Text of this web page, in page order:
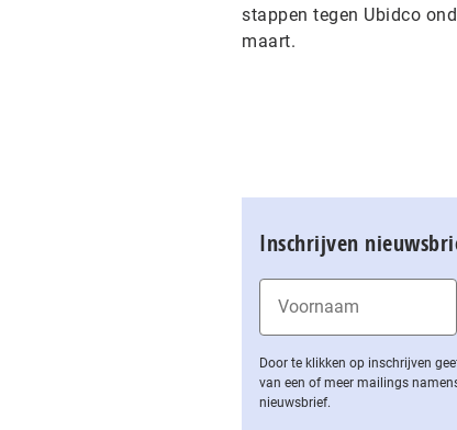
stappen tegen Ubidco
maart.
Inschrijven
Door te klikken op inschrijven
van een of meer mailings
nieuwsbrief.